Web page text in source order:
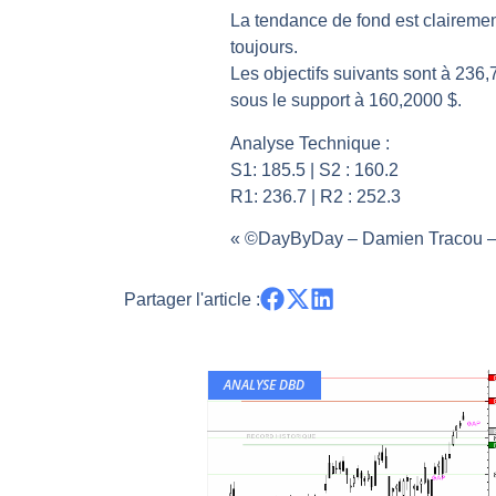
Pourquoi 6 guerres explosent en
Les investisseurs y croient
Une inertie haussière qui ralentit |
WTI : Explosion mais réserves au
La tendance de fond est
toujours.
Les objectifs suivants sont à
sous le support à 160,2000 $.
Analyse Technique :
S1: 185.5 | S2 : 160.2
R1: 236.7 | R2 : 252.3
« ©DayByDay – Damien Tracou
Partager l'article :
ANALYSE DBD